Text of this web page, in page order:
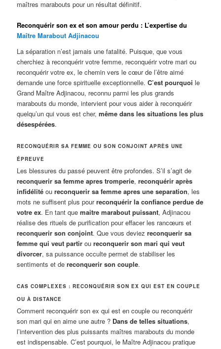
maîtres marabouts pour un résultat définitif.
Reconquérir son ex et son amour perdu : L’expertise du
Maître Marabout Adjinacou
La séparation n’est jamais une fatalité. Puisque, que vous
cherchiez à reconquérir votre femme, reconquérir votre mari ou
reconquérir votre ex, le chemin vers le cœur de l’être aimé
demande une force spirituelle exceptionnelle.C’est pourquoi le
Grand Maître Adjinacou, reconnu parmi les plus grands
marabouts du monde, intervient pour vous aider à reconquérir
quelqu’un qui vous est cher,même dans les situations les plus
désespérées.
RECONQUÉRIR SA FEMME OU SON CONJOINT APRÈS UNE
ÉPREUVE
Les blessures du passé peuvent être profondes. S’il s’agit de
reconquerir sa femme apres tromperie,reconquérir après
infidélité oureconquerir sa femme apres une separation, les
mots ne suffisent plus pourreconquérir la confiance perdue de
votre ex. En tant quemaitre marabout puissant, Adjinacou
réalise des rituels de purification pour effacer les rancœurs et
reconquerir son conjoint. Que vous deviezreconquerir sa
femme qui veut partir oureconquerir son mari qui veut
divorcer, sa puissance occulte permet de stabiliser les
sentiments et dereconquerir son couple.
CAS COMPLEXES : RECONQUÉRIR SON EX QUI EST EN COUPLE
OU À DISTANCE
Comment reconquérir son ex qui est en couple ou reconquérir
son mari qui en aime une autre ? Dans de telles situations,
l’intervention des plus puissants maîtres marabouts du monde
est indispensable. C’est pourquoi, le Maître Adjinacou pratique